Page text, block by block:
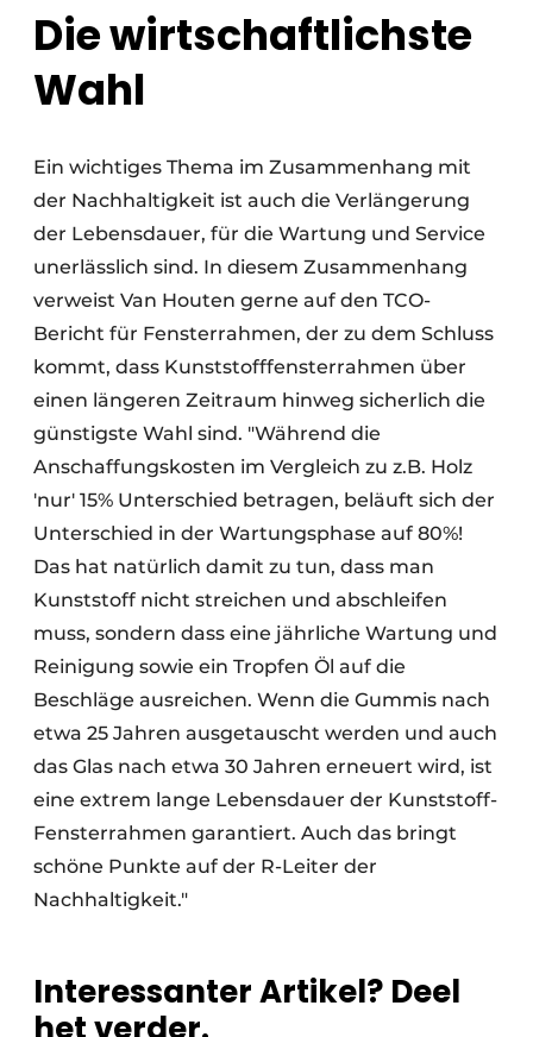
Die wirtschaftlichste
Wahl
Ein wichtiges Thema im Zusammenhang mit
der Nachhaltigkeit ist auch die Verlängerung
der Lebensdauer, für die Wartung und Service
unerlässlich sind. In diesem Zusammenhang
verweist Van Houten gerne auf den TCO-
Bericht für Fensterrahmen, der zu dem Schluss
kommt, dass Kunststofffensterrahmen über
einen längeren Zeitraum hinweg sicherlich die
günstigste Wahl sind. "Während die
Anschaffungskosten im Vergleich zu z.B. Holz
'nur' 15% Unterschied betragen, beläuft sich der
Unterschied in der Wartungsphase auf 80%!
Das hat natürlich damit zu tun, dass man
Kunststoff nicht streichen und abschleifen
muss, sondern dass eine jährliche Wartung und
Reinigung sowie ein Tropfen Öl auf die
Beschläge ausreichen. Wenn die Gummis nach
etwa 25 Jahren ausgetauscht werden und auch
das Glas nach etwa 30 Jahren erneuert wird, ist
eine extrem lange Lebensdauer der Kunststoff-
Fensterrahmen garantiert. Auch das bringt
schöne Punkte auf der R-Leiter der
Nachhaltigkeit."
Interessanter Artikel? Deel